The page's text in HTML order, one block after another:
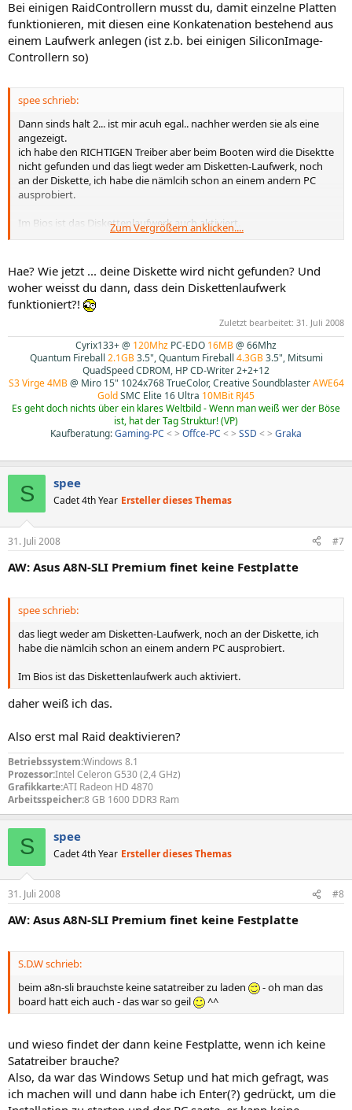
Bei einigen RaidControllern musst du, damit einzelne Platten
funktionieren, mit diesen eine Konkatenation bestehend aus
einem Laufwerk anlegen (ist z.b. bei einigen SiliconImage-
Controllern so)
spee schrieb:
Dann sinds halt 2... ist mir acuh egal.. nachher werden sie als eine
angezeigt.
ich habe den RICHTIGEN Treiber aber beim Booten wird die Disektte
nicht gefunden und das liegt weder am Disketten-Laufwerk, noch
an der Diskette, ich habe die nämlcih schon an einem andern PC
ausprobiert.
Im Bios ist das Diskettenlaufwerk auch aktiviert.
langsam mal IRGENDWO Windows drauf haben
Zum Vergrößern anklicken....
Hae? Wie jetzt ... deine Diskette wird nicht gefunden? Und
woher weisst du dann, dass dein Diskettenlaufwerk
funktioniert?!
Zuletzt bearbeitet: 31. Juli 2008
Cyrix133+ @ 120Mhz PC-EDO 16MB@ 66Mhz
Quantum Fireball 2.1GB3.5", Quantum Fireball 4.3GB3.5", Mitsumi
QuadSpeed CDROM, HP CD-Writer 2+2+12
S3 Virge 4MB@ Miro 15" 1024x768 TrueColor, Creative SoundblasterAWE64
GoldSMC Elite 16 Ultra 10MBit RJ45
Es geht doch nichts über ein klares Weltbild - Wenn man weiß wer der Böse
ist, hat der Tag Struktur! (VP)
Kaufberatung:Gaming-PC < > Offce-PC < > SSD < > Graka
S spee
Cadet 4th Year Ersteller dieses Themas
31. Juli 2008 #7
AW: Asus A8N-SLI Premium finet keine Festplatte
spee schrieb:
das liegt weder am Disketten-Laufwerk, noch an der Diskette, ich
habe die nämlcih schon an einem andern PC ausprobiert.
Im Bios ist das Diskettenlaufwerk auch aktiviert.
daher weiß ich das.
Also erst mal Raid deaktivieren?
Betriebssystem:Windows 8.1
Prozessor:Intel Celeron G530 (2,4 GHz)
Grafikkarte:ATI Radeon HD 4870
Arbeitsspeicher:8 GB 1600 DDR3 Ram
S spee
Cadet 4th Year Ersteller dieses Themas
31. Juli 2008 #8
AW: Asus A8N-SLI Premium finet keine Festplatte
S.D.W schrieb:
beim a8n-sli brauchste keine satatreiber zu laden
- oh man das
board hatt eich auch - das war so geil
^^
und wieso findet der dann keine Festplatte, wenn ich keine
Satatreiber brauche?
Also, da war das Windows Setup und hat mich gefragt, was
ich machen will und dann habe ich Enter(?) gedrückt, um die